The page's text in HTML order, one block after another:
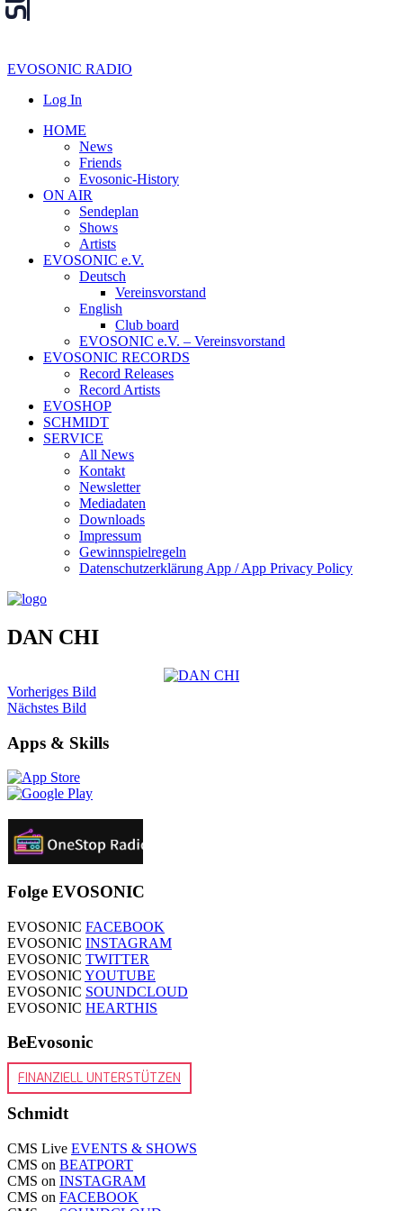
EVOSONIC RADIO
Log In
HOME
News
Friends
Evosonic-History
ON AIR
Sendeplan
Shows
Artists
EVOSONIC e.V.
Deutsch
Vereinsvorstand
English
Club board
EVOSONIC e.V. ‒ Vereinsvorstand
EVOSONIC RECORDS
Record Releases
Record Artists
EVOSHOP
SCHMIDT
SERVICE
All News
Kontakt
Newsletter
Mediadaten
Downloads
Impressum
Gewinnspielregeln
Datenschutzerklärung App / App Privacy Policy
DAN CHI
Vorheriges Bild
Nächstes Bild
Apps & Skills
Folge EVOSONIC
EVOSONIC FACEBOOK
EVOSONIC INSTAGRAM
EVOSONIC TWITTER
EVOSONIC YOUTUBE
EVOSONIC SOUNDCLOUD
EVOSONIC HEARTHIS
BeEvosonic
FINANZIELL UNTERSTÜTZEN
Schmidt
CMS Live EVENTS & SHOWS
CMS on BEATPORT
CMS on INSTAGRAM
CMS on FACEBOOK